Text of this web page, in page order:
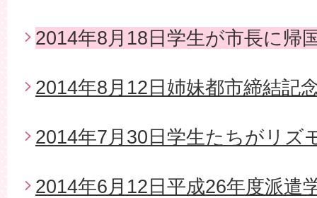
2014年8月18日学生が市長に帰
2014年8月12日姉妹都市締結記
2014年7月30日学生たちがリズ
2014年6月12日平成26年度派遣